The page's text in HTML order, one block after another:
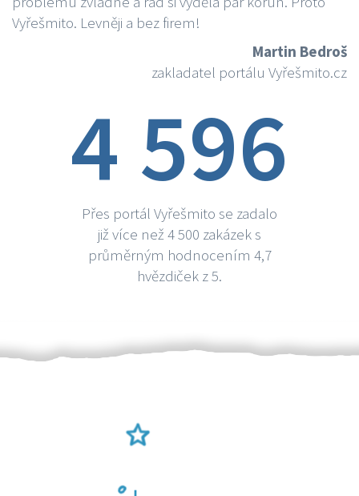
Vyřešmito. Levněji a bez firem!
Martin Bedroš
zakladatel portálu Vyřešmito.cz
4 596
Přes portál Vyřešmito se zadalo
již více než 4 500 zakázek s
průměrným hodnocením 4,7
hvězdiček z 5.